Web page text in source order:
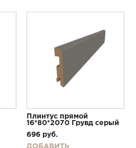
Плинтус прямой
16*80*2070 Грувд серый
696 руб.
ДОБАВИТЬ